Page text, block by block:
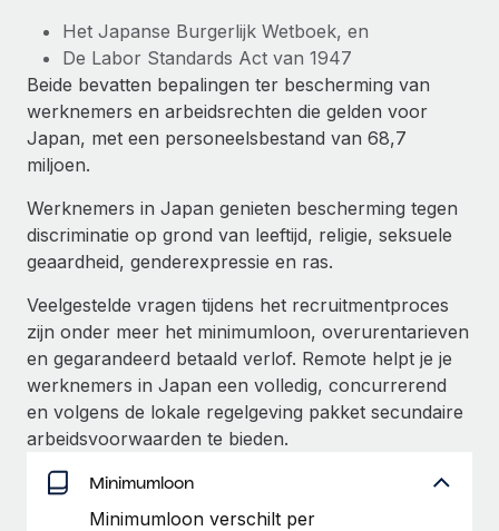
Achtergrondonderzoek
Vereenvoudig het screeningsproces van
kandidaten
Compliance Watchtower
Blijf compliance-risico's voor
Apparaatbeheer
Lever en track wereldwijd IT-middelen
Entiteiten oprichten
Stel snel compliant entiteiten op
Mobiliteit en overplaatsing
Plaats werknemers moeiteloos over
Secundaire arbeidsvoorwaarden
beheren
CASESTUDY'S
Hoe AI-pionier Weaviate zijn team met 120%
liet groeien met Remote
Weaviate in één oogopslag Weaviate bouwt open source,
Meer informatie
De strategische samenwerking tussen
Reverse Tech en Remote voor zzp- en payroll-
Reverse Tech in een oogopslag Reverse Tech, een start-
up op het gebied van gezondheid en welzijn,...
Support
Alle bronnen bekijken
BLOG
EOR en PEO
Contractor Management
Belastingen
Naar de blog
BLOG
Productupdates van Remote: Gusto- en Xero-
integraties en Contractor Management Plus
Het Japanse Burgerlijk Wetboek, en
De Labor Standards Act van 1947
Beide bevatten bepalingen ter bescherming van
werknemers en arbeidsrechten die gelden voor
Japan, met een personeelsbestand van 68,7
miljoen.
Werknemers in Japan genieten bescherming tegen
discriminatie op grond van leeftijd, religie, seksuele
geaardheid, genderexpressie en ras.
Veelgestelde vragen tijdens het recruitmentproces
zijn onder meer het minimumloon, overurentarieven
en gegarandeerd betaald verlof. Remote helpt je je
werknemers in Japan een volledig, concurrerend
en volgens de lokale regelgeving pakket secundaire
arbeidsvoorwaarden te bieden.
Minimumloon
Minimumloon verschilt per